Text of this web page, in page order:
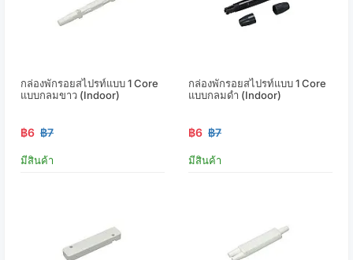
กล่องพักรอยสไปรท์แบบ 1 Core
แบบกลมขาว (Indoor)
฿6 ฿7
มีสินค้า
กล่องพักรอยสไปรท์แบบ 1 Core
แบบกลมดำ (Indoor)
฿6 ฿7
มีสินค้า